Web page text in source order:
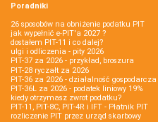
Poradniki
26 sposobów na obniżenie podatku PIT
jak wypełnić e-PIT'a 2027 ?
dostałem PIT-11 i co dalej?
ulgi i odliczenia - pity 2026
PIT-37 za 2026 - przykład, broszura
PIT-28 ryczałt za 2026
PIT-36 za 2026 - działalność gospodarcza
PIT-36L za 2026 - podatek liniowy 19%
kiedy otrzymasz zwrot podatku?
PIT-11, PIT-8C, PIT-4R i IFT - Płatnik PIT
rozliczenie PIT przez urząd skarbowy